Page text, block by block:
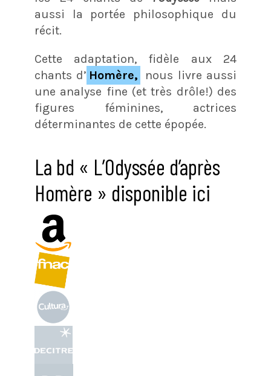
aussi la portée philosophique du
récit.
Cette adaptation, fidèle aux 24
chants d’ Homère,
nous livre aussi
une analyse fine (et très drôle!) des
figures féminines, actrices
déterminantes de cette épopée.
La bd « L’Odyssée d’après
Homère » disponible ici